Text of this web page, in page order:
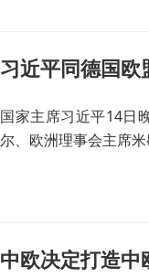
习近平同德国
国家主席习近平14日
尔、欧洲理事会主席